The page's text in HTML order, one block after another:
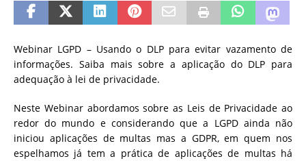
Webinar LGPD – Usando o DLP para evitar vazamento de
informações. Saiba mais sobre a aplicação do DLP para
adequação à lei de privacidade.
Neste Webinar abordamos sobre as Leis de Privacidade ao
redor do mundo e considerando que a LGPD ainda não
iniciou aplicações de multas mas a GDPR, em quem nos
espelhamos já tem a prática de aplicações de multas há